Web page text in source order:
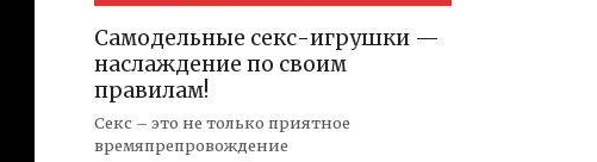
Самодельные секс-игрушки —
наслаждение по своим
правилам!
Секс – это не только приятное
времяпрепровождение